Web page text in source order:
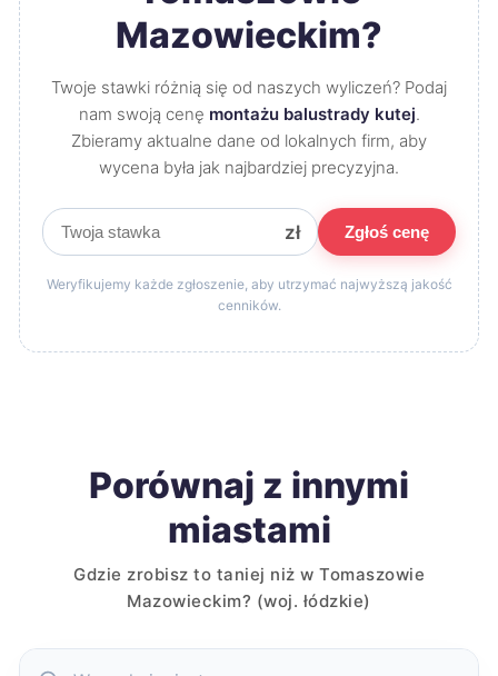
Mazowieckim?
Twoje stawki różnią się od naszych wyliczeń? Podaj
nam swoją cenę montażu balustrady kutej.
Zbieramy aktualne dane od lokalnych firm, aby
wycena była jak najbardziej precyzyjna.
zł Zgłoś cenę
Weryfikujemy każde zgłoszenie, aby utrzymać najwyższą jakość
cenników.
Porównaj z innymi
miastami
Gdzie zrobisz to taniej niż w Tomaszowie
Mazowieckim? (woj. łódzkie)